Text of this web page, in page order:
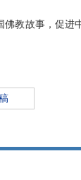
佛教故事，促进